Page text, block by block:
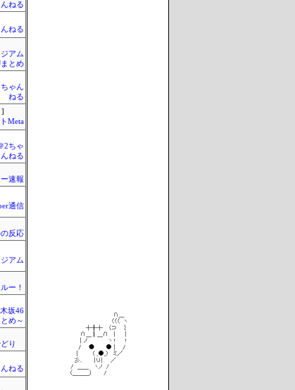
ねる
ねる
アム
とめ
ゃん
ねる
Meta
2ちゃ
んねる
速報
通信
反応
アム
ー！
坂46
とめ～
どり
ねる